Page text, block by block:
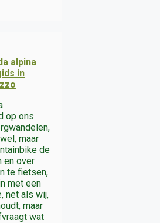
alpina
in
op ons
maar
de
en over
te fietsen,
met een
net als wij,
maar
wat